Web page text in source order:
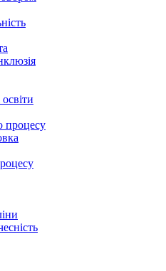
процесу